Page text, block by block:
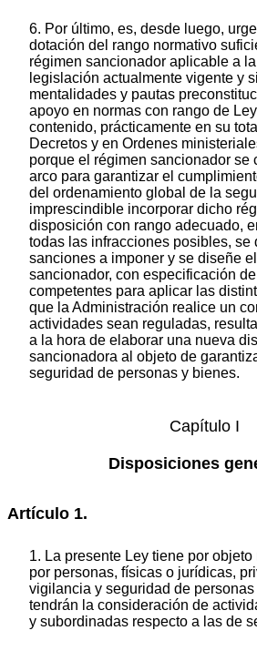
6. Por último, es, desde luego,
dotación del rango normativo
régimen sancionador aplicable a
legislación actualmente vigente y
mentalidades y pautas
apoyo en normas con rango de
contenido, prácticamente en su
Decretos y en Ordenes
porque el régimen sancionador se
arco para garantizar el
del ordenamiento global de la
imprescindible incorporar dicho
disposición con rango adecuado,
todas las infracciones posibles, se
sanciones a imponer y se diseñe
sancionador, con especificación
competentes para aplicar las
que la Administración realice un
actividades sean reguladas,
a la hora de elaborar una nueva
sancionadora al objeto de
seguridad de personas y bienes.
Capítulo I
Disposiciones
Artículo 1.
1. La presente Ley tiene por
por personas, físicas o jurídicas,
vigilancia y seguridad de
tendrán la consideración de
y subordinadas respecto a las de